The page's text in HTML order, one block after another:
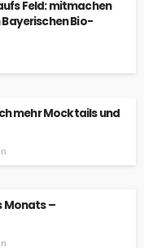
Feld: mitmachen
Bio-
mehr Mocktails und
Monats –